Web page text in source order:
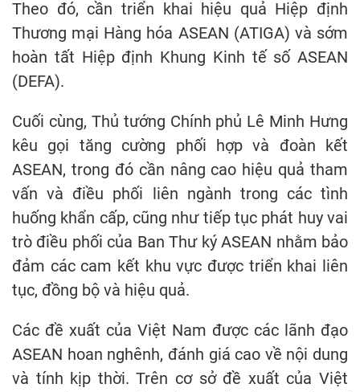
Theo đó, cần triển khai hiệu quả Hiệp định
Thương mại Hàng hóa ASEAN (ATIGA) và sớm
hoàn tất Hiệp định Khung Kinh tế số ASEAN
(DEFA).
Cuối cùng, Thủ tướng Chính phủ Lê Minh Hưng
kêu gọi tăng cường phối hợp và đoàn kết
ASEAN, trong đó cần nâng cao hiệu quả tham
vấn và điều phối liên ngành trong các tình
huống khẩn cấp, cũng như tiếp tục phát huy vai
trò điều phối của Ban Thư ký ASEAN nhằm bảo
đảm các cam kết khu vực được triển khai liên
tục, đồng bộ và hiệu quả.
Các đề xuất của Việt Nam được các lãnh đạo
ASEAN hoan nghênh, đánh giá cao về nội dung
và tính kịp thời. Trên cơ sở đề xuất của Việt